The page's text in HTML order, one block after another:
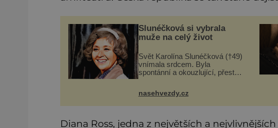
Slunéčková si vybrala
muže na celý život
Svět Karolína Slunéčková (†49)
vnímala srdcem. Byla
spontánní a okouzlující, přesto
u ní neměli četní obdivovatelé
předpoklady stát se hvězdou,
ale Karolína Slunéčková (†4
nasehvezdy.cz
Diana Ross, jedna z největších a